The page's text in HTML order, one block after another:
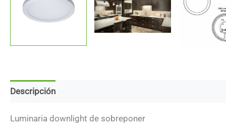
Descripción
Luminaria downlight de sobreponer